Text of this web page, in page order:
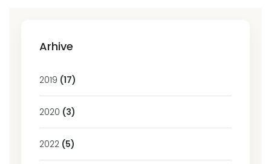
Arhive
2019 (17)
2020 (3)
2022 (5)